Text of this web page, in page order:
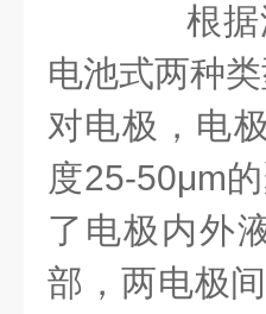
根据浓
电池式两种
对电极，电
度25-50μm
了电极内外
部，两电极